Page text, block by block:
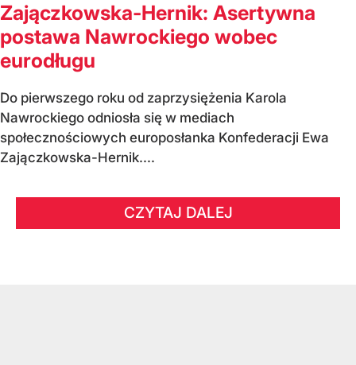
Zajączkowska-Hernik: Asertywna
postawa Nawrockiego wobec
eurodługu
Do pierwszego roku od zaprzysiężenia Karola
Nawrockiego odniosła się w mediach
społecznościowych europosłanka Konfederacji Ewa
Zajączkowska-Hernik....
CZYTAJ DALEJ